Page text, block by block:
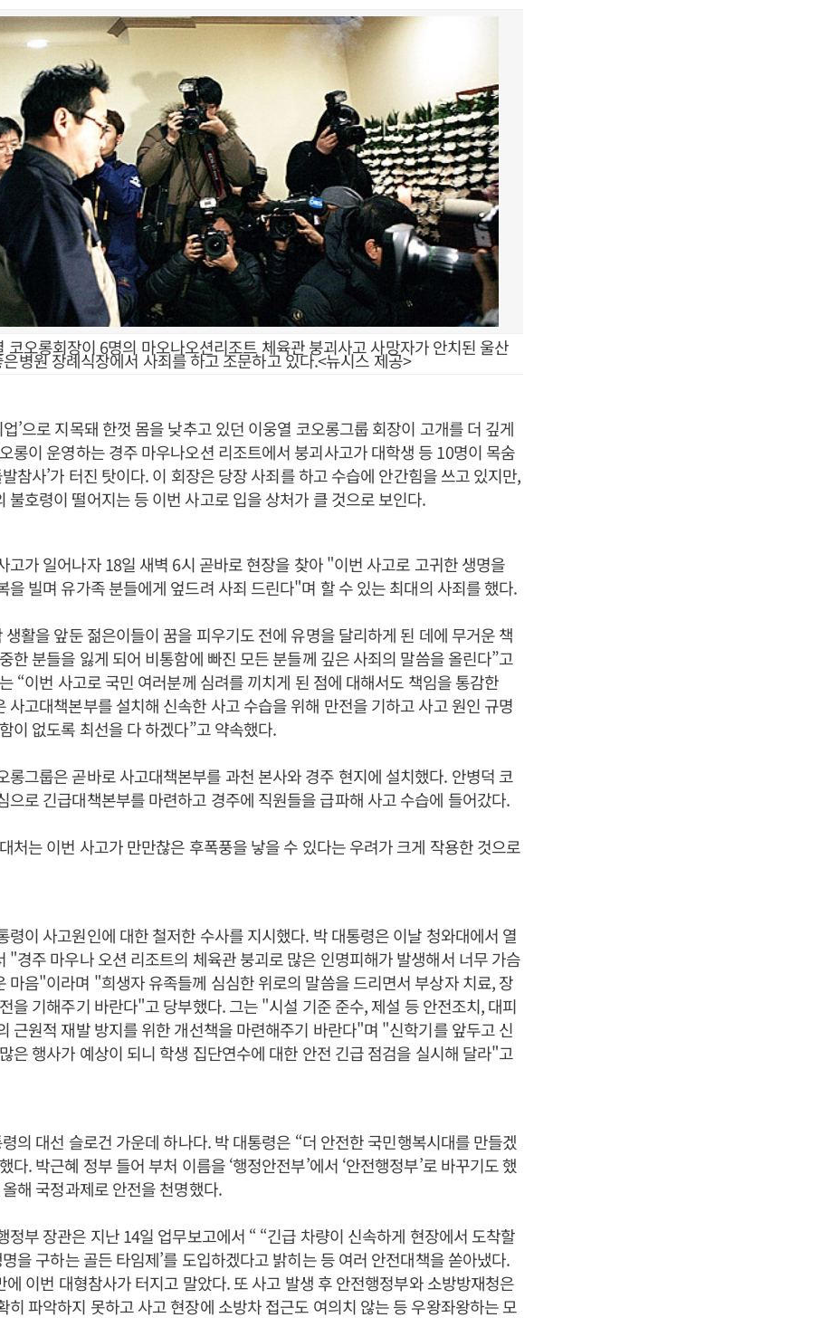
오롱회장이 6명의 마오나오션리조트 체육관 붕괴사고 사망자가 안치된 울산
병원 장례식장에서 사죄를 하고 조문하고 있다.<뉴시스 제공>
’으로 지목돼 한껏 몸을 낮추고 있던 이웅열 코오롱그룹 회장이 고개를 더 깊게
롱이 운영하는 경주 마우나오션 리조트에서 붕괴사고가 대학생 등 10명이 목숨
참사’가 터진 탓이다. 이 회장은 당장 사죄를 하고 수습에 안간힘을 쓰고 있지만,
불호령이 떨어지는 등 이번 사고로 입을 상처가 클 것으로 보인다.
고가 일어나자 18일 새벽 6시 곧바로 현장을 찾아 "이번 사고로 고귀한 생명을
을 빌며 유가족 분들에게 엎드려 사죄 드린다"며 할 수 있는 최대의 사죄를 했다.
생활을 앞둔 젊은이들이 꿈을 피우기도 전에 유명을 달리하게 된 데에 무거운 책
한 분들을 잃게 되어 비통함에 빠진 모든 분들께 깊은 사죄의 말씀을 올린다”고
“이번 사고로 국민 여러분께 심려를 끼치게 된 점에 대해서도 책임을 통감한
사고대책본부를 설치해 신속한 사고 수습을 위해 만전을 기하고 사고 원인 규명
이 없도록 최선을 다 하겠다”고 약속했다.
롱그룹은 곧바로 사고대책본부를 과천 본사와 경주 현지에 설치했다. 안병덕 코
으로 긴급대책본부를 마련하고 경주에 직원들을 급파해 사고 수습에 들어갔다.
처는 이번 사고가 만만찮은 후폭풍을 낳을 수 있다는 우려가 크게 작용한 것으로
령이 사고원인에 대한 철저한 수사를 지시했다. 박 대통령은 이날 청와대에서 열
"경주 마우나 오션 리조트의 체육관 붕괴로 많은 인명피해가 발생해서 너무 가슴
마음"이라며 "희생자 유족들께 심심한 위로의 말씀을 드리면서 부상자 치료, 장
을 기해주기 바란다"고 당부했다. 그는 "시설 기준 준수, 제설 등 안전조치, 대피
근원적 재발 방지를 위한 개선책을 마련해주기 바란다"며 "신학기를 앞두고 신
은 행사가 예상이 되니 학생 집단연수에 대한 안전 긴급 점검을 실시해 달라"고
령의 대선 슬로건 가운데 하나다. 박 대통령은 “더 안전한 국민행복시대를 만들겠
다. 박근혜 정부 들어 부처 이름을 ‘행정안전부’에서 ‘안전행정부’로 바꾸기도 했
해 국정과제로 안전을 천명했다.
정부 장관은 지난 14일 업무보고에서 “ “긴급 차량이 신속하게 현장에서 도착할
명을 구하는 골든 타임제’를 도입하겠다고 밝히는 등 여러 안전대책을 쏟아냈다.
에 이번 대형참사가 터지고 말았다. 또 사고 발생 후 안전행정부와 소방방재청은
히 파악하지 못하고 사고 현장에 소방차 접근도 여의치 않는 등 우왕좌왕하는 모